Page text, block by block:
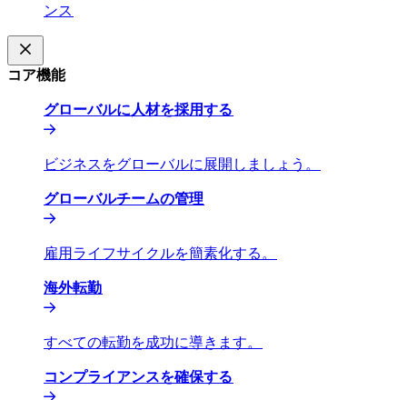
ンス​​
コア機能​​
グローバルに人材を採用する​​
ビジネスをグローバルに展開しましょう。​​
グローバルチームの管理​​
雇用ライフサイクルを簡素化する。​​
海外転勤​​
すべての転勤を成功に導きます。​​
コンプライアンスを確保する​​